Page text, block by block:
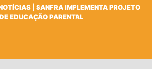
SANFRA IMPLEMENTA PROJETO
DE EDUCAÇÃO PARENTAL